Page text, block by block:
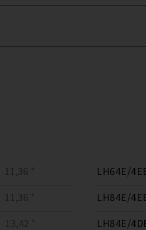
11,36 *
11,36 *
13,42 *
LH64E/
LH84E/
LH84E/